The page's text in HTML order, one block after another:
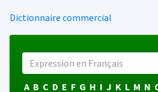
Dictionnaire commercial
A B C D E F G H I J K L M N